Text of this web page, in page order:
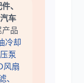
、
车
品
冷却
泵
风扇